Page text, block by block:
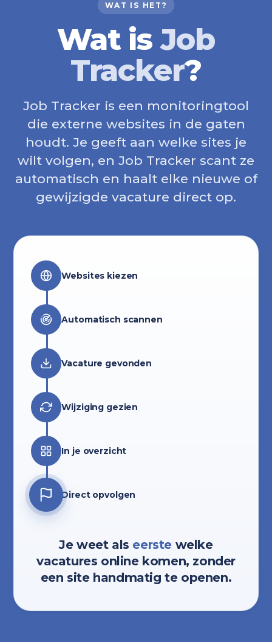
WAT IS HET?
Wat isJob
Tracker?
Job Tracker is een monitoringtool
die externe websites in de gaten
houdt. Je geeft aan welke sites je
wilt volgen, en Job Tracker scant ze
automatisch en haalt elke nieuwe of
gewijzigde vacature direct op.
Websites kiezen
Automatisch scannen
Vacature gevonden
Wijziging gezien
In je overzicht
Direct opvolgen
Je weet als eerste welke
vacatures online komen, zonder
een site handmatig te openen.